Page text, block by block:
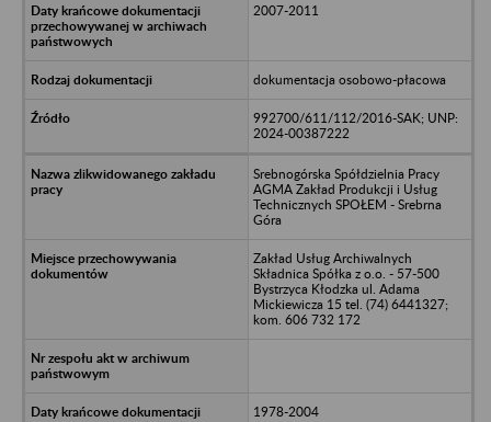
2007-2011
dokumentacja osobowo-płacowa
992700/611/112/2016-SAK; UNP:
2024-00387222
Srebnogórska Spółdzielnia Pracy
AGMA Zakład Produkcji i Usług
Technicznych SPOŁEM - Srebrna
Góra
Zakład Usług Archiwalnych
Składnica Spółka z o.o. - 57-500
Bystrzyca Kłodzka ul. Adama
Mickiewicza 15 tel. (74) 6441327;
kom. 606 732 172
1978-2004